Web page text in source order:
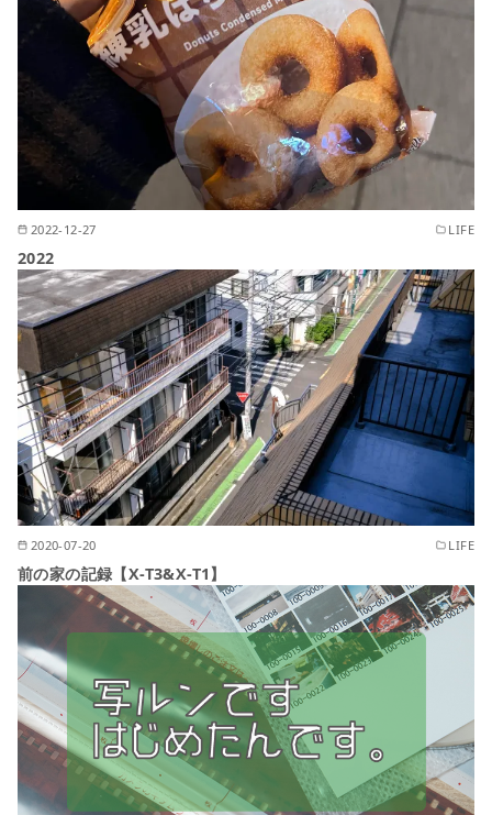
2022-12-27 LIFE
2022
2020-07-20 LIFE
前の家の記録【X-T3&X-T1】